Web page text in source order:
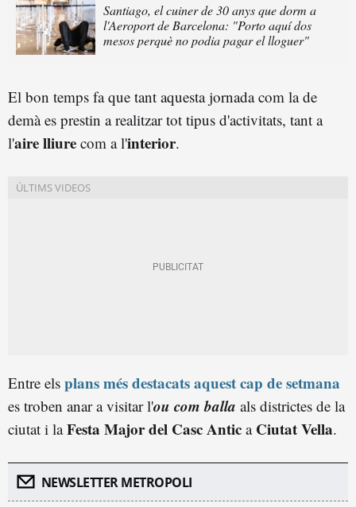
Santiago, el cuiner de 30 anys que dorm a
l'Aeroport de Barcelona: "Porto aquí dos
mesos perquè no podia pagar el lloguer"
El bon temps fa que tant aquesta jornada com la de
demà es prestin a realitzar tot tipus d'activitats, tant a
l'aire lliure com a l'interior.
Entre els plans més destacats aquest cap de setmana
es troben anar a visitar l'ou com balla als districtes de la
ciutat i laFesta Major del Casc Antic a Ciutat Vella.
NEWSLETTER METROPOLI